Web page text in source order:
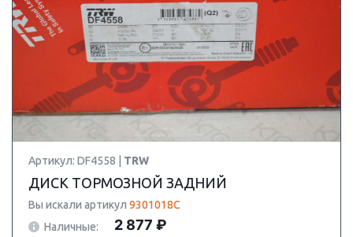
Артикул: DF4558 | TRW
ДИСК ТОРМОЗНОЙ ЗАДНИЙ
Вы искали артикул 9301018C
Наличные:
2 877 ₽